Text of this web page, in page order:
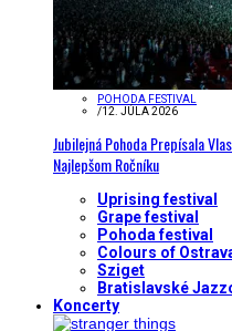
POHODA FESTIVAL
/12. JÚLA 2026
Jubilejná Pohoda Prepísala
Najlepšom Ročníku
Uprising festival
Grape festival
Pohoda festival
Colours of
Sziget
Bratislavské
Koncerty